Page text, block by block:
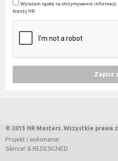
Wyrażam zgodę na otrzymywanie
branży HR
© 2013 HR Masters. Wszystkie prawa
Projekt i wykonanie:
Silence! & REDESIGNED